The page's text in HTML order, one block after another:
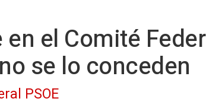
el Comité
se lo conceden
PSOE